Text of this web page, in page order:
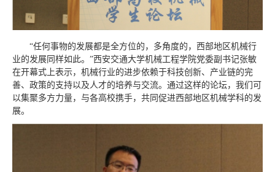
“任何事物的发展都是全方位的，多角度的，西部地区机械行
业的发展同样如此。”西安交通大学机械工程学院党委副书记张敏
在开幕式上表示，机械行业的进步依赖于科技创新、产业链的完
善、政策的支持以及人才的培养与交流。通过这样的论坛，我们可
以集聚多方力量，与各高校携手，共同促进西部地区机械学科的发
展。